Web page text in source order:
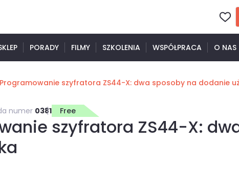
PORADY FILMY SZKOLENIA WSPÓŁPRACA O NAS
Programowanie szyfratora ZS44-X: dwa sposoby na dodanie
numer 0381 Free
szyfratora ZS44-X: